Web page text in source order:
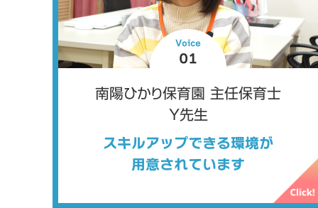
Voice
01
南陽ひかり保育園 主任保育士
Y先生
スキルアップできる環境が
用意されています